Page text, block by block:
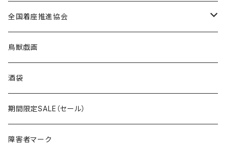
国道100～199号線
キャップ
ROUTE 0～99号線
ROUTE100～199号線
Tシャツ
ROUTE 0～99号線
ROUTE 100～199号線
キャップ
ROUTE 0～99号線
ROUTE 100～199号線
北海道
青森県
岩手県
宮城県
秋田県
全国着座推進協会
ステッカー
鳥獣戯画
酒袋
期間限定SALE（セール）
障害者マーク